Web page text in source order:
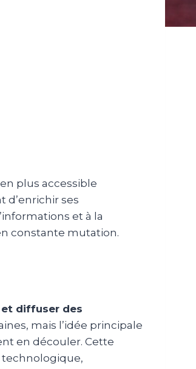
plus accessible
d’enrichir ses
et à la
constante mutation.
diffuser des
mais l’idée principale
en découler. Cette
technologique,